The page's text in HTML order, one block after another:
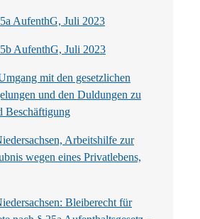
AufenthG, Juli 2023
AufenthG, Juli 2023
mit den gesetzlichen
und den Duldungen zu
Beschäftigung
Arbeitshilfe zur
wegen eines Privatlebens,
Bleiberecht für